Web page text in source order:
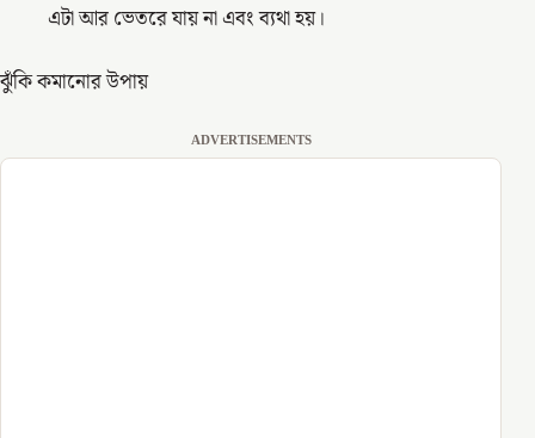
এটা আর ভেতরে যায় না এবং ব্যথা হয়।
ঝুঁকি কমানোর উপায়
ADVERTISEMENTS